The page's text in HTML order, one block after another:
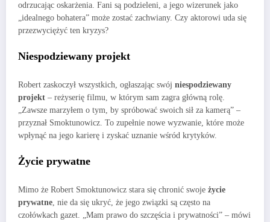
odrzucając oskarżenia. Fani są podzieleni, a jego wizerunek jako
„idealnego bohatera” może zostać zachwiany. Czy aktorowi uda się
przezwyciężyć ten kryzys?
Niespodziewany projekt
Robert zaskoczył wszystkich, ogłaszając swój niespodziewany
projekt – reżyserię filmu, w którym sam zagra główną rolę.
„Zawsze marzyłem o tym, by spróbować swoich sił za kamerą” –
przyznał Smoktunowicz. To zupełnie nowe wyzwanie, które może
wpłynąć na jego karierę i zyskać uznanie wśród krytyków.
Życie prywatne
Mimo że Robert Smoktunowicz stara się chronić swoje życie
prywatne , nie da się ukryć, że jego związki są często na
czołówkach gazet. „Mam prawo do szczęścia i prywatności” – mówi